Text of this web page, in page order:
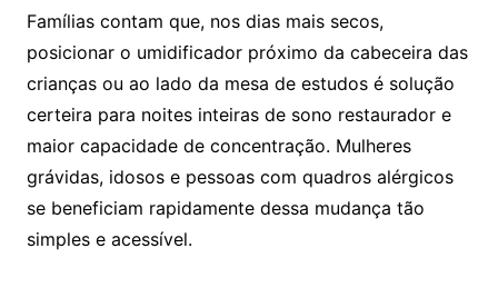
Famílias contam que, nos dias mais secos,
posicionar o umidificador próximo da cabeceira das
crianças ou ao lado da mesa de estudos é solução
certeira para noites inteiras de sono restaurador e
maior capacidade de concentração. Mulheres
grávidas, idosos e pessoas com quadros alérgicos
se beneficiam rapidamente dessa mudança tão
simples e acessível.